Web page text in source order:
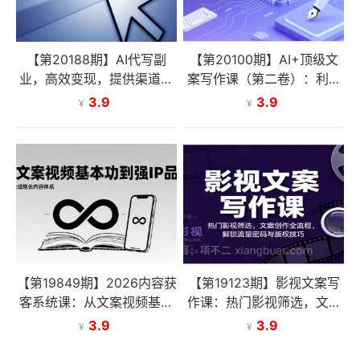
【第20188期】AI代写副
业，高效变现，提供渠道，
永不失业副业兼职 全职月入
¥ 3.9
【第20100期】AI+顶级文
案写作课（第二卷）：利用
AI写出转化率更高的出色文
¥ 3.9
【第19849期】2026内容获
客系统课：从文案视频基本
功到强IP品牌，构建全域增
¥ 3.9
【第19123期】影视文案写
作课：热门影视筛选，文案
创作全流程，解锁流量密码
¥ 3.9